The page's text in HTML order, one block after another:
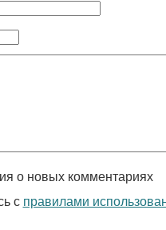
о новых комментариях
с правилами